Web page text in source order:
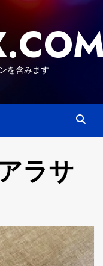
を含みます
ラサ